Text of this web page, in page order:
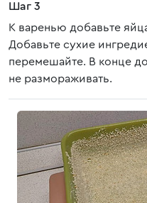
Шаг 3
К варенью добавьте
Добавьте сухие
перемешайте. В конце
не размораживать.